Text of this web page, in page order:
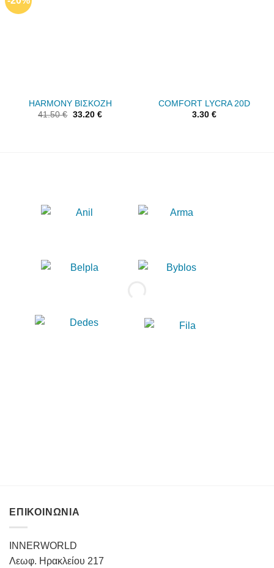
HARMONY ΒΙΣΚΟΖΗ
41.50€ 33.20 €
COMFORT LYCRA 20D
3.30 €
ΕΠΙΚΟΙΝΩΝΙΑ
INNERWORLD
Λεωφ. Ηρακλείου 217